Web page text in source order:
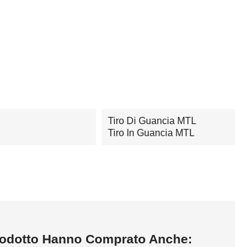
Tiro Di Guancia MTL
Tiro In Guancia MTL
Hanno Comprato Anche: